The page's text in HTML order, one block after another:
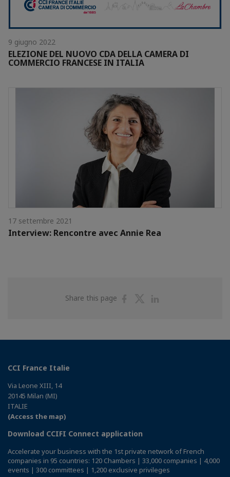
9 giugno 2022
ELEZIONE DEL NUOVO CDA DELLA CAMERA DI
COMMERCIO FRANCESE IN ITALIA
17 settembre 2021
Interview: Rencontre avec Annie Rea
Share this page
ShareShare
CCI France Italie
Via Leone XIII, 14
20145 Milan (MI)
ITALIE
(Access the map)
Download CCIFI Connect application
Accelerate your business with the 1st private network of French
companies in 95 countries: 120 Chambers | 33,000 companies | 4,000
events | 300 committees | 1,200 exclusive privileges